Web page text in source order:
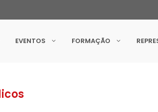
EVENTOS FORMAÇÃO